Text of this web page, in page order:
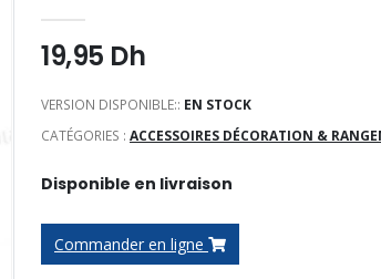
19,95 Dh
VERSION DISPONIBLE:: EN STOCK
CATÉGORIES : ACCESSOIRES DÉCORATION &
Disponible en livraison
Commander en ligne